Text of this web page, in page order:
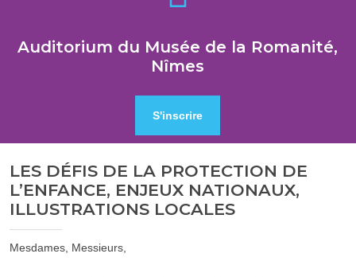
Auditorium du Musée de la Romanité,
Nîmes
S'inscrire
LES DÉFIS DE LA PROTECTION DE
L’ENFANCE, ENJEUX NATIONAUX,
ILLUSTRATIONS LOCALES
Mesdames, Messieurs,